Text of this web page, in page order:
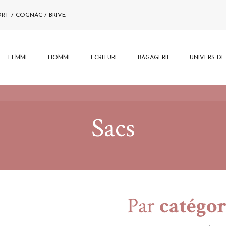
/ COGNAC / BRIVE
FEMME HOMME ECRITURE BAGAGERIE UNIVERS
Sacs
Par